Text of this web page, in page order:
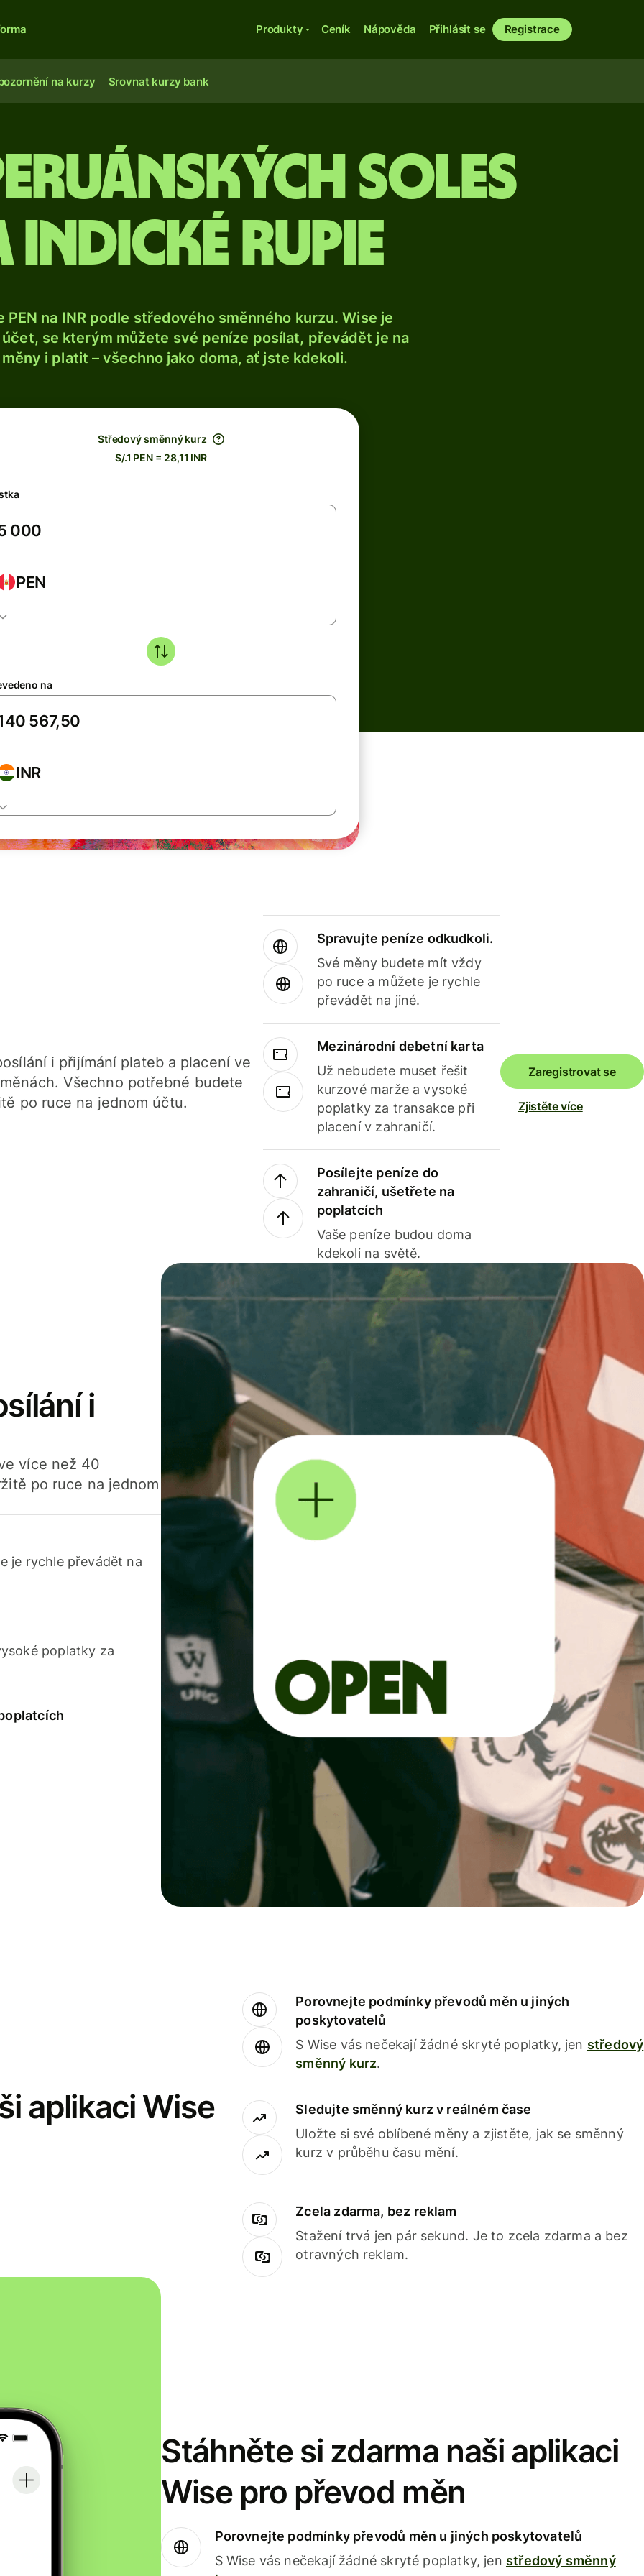
Produkty Ceník Nápověda Přihlásit se Registrace
na kurzy Srovnat kurzy bank
soles
indické rupie
PEN na INR podle středového směnného kurzu. Wise je
se kterým můžete své peníze posílat, převádět je na
i platit – všechno jako doma, ať jste kdekoli.
Středový směnný kurz
S/.1 PEN = 28,11 INR
PEN
na
INR
i přijímání plateb a placení ve
Všechno potřebné budete
po ruce na jednom účtu.
Spravujte peníze odkudkoli.
Své měny budete mít vždy
po ruce a můžete je rychle
převádět na jiné.
Mezinárodní debetní karta
Už nebudete muset řešit
kurzové marže a vysoké
poplatky za transakce při
placení v zahraničí.
Posílejte peníze do
zahraničí, ušetřete na
poplatcích
Vaše peníze budou doma
kdekoli na světě.
Zaregistrovat se
Zjistěte více
i
více než 40
po ruce na jednom
je rychle převádět na
poplatky za
aplikaci Wise
Porovnejte podmínky převodů měn u jiných
poskytovatelů
S Wise vás nečekají žádné skryté poplatky, jen středový
směnný kurz.
Sledujte směnný kurz v reálném čase
Uložte si své oblíbené měny a zjistěte, jak se směnný
kurz v průběhu času mění.
Zcela zdarma, bez reklam
Stažení trvá jen pár sekund. Je to zcela zdarma a bez
otravných reklam.
Stáhněte si zdarma naši aplikaci
Wise pro převod měn
Porovnejte podmínky převodů měn u jiných poskytovatelů
S Wise vás nečekají žádné skryté poplatky, jen středový směnný